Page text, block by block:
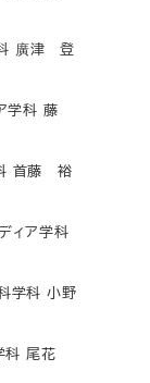
廣津 登
学科 藤
首藤 裕
ィア学科
学科 小野
科 尾花